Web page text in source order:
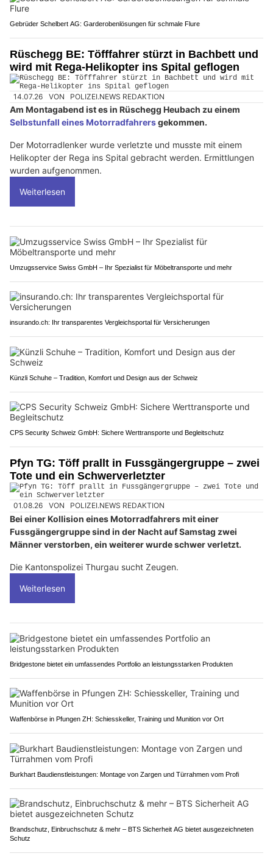
Gebrüder Schelbert AG: Garderobenlösungen für schmale Flure
Rüschegg BE: Töfffahrer stürzt in Bachbett und
wird mit Rega-Helikopter ins Spital geflogen
14.07.26 VON POLIZEI.NEWS REDAKTION
Am Montagabend ist es in Rüschegg Heubach zu einem
Selbstunfall eines Motorradfahrersgekommen.
Der Motorradlenker wurde verletzte und musste mit einem
Helikopter der Rega ins Spital gebracht werden. Ermittlungen
wurden aufgenommen.
Weiterlesen
Umzugsservice Swiss GmbH – Ihr Spezialist für Möbeltransporte und mehr
insurando.ch: Ihr transparentes Vergleichsportal für Versicherungen
Künzli Schuhe – Tradition, Komfort und Design aus der Schweiz
CPS Security Schweiz GmbH: Sichere Werttransporte und Begleitschutz
Pfyn TG: Töff prallt in Fussgängergruppe – zwei
Tote und ein Schwerverletzter
01.08.26 VON POLIZEI.NEWS REDAKTION
Bei einer Kollision eines Motorradfahrers mit einer
Fussgängergruppe sind in der Nacht auf Samstag zwei
Männer verstorben, ein weiterer wurde schwer verletzt.
Die Kantonspolizei Thurgau sucht Zeugen.
Weiterlesen
Bridgestone bietet ein umfassendes Portfolio an leistungsstarken Produkten
Waffenbörse in Pfungen ZH: Schiesskeller, Training und Munition vor Ort
Burkhart Baudienstleistungen: Montage von Zargen und Türrahmen vom Profi
Brandschutz, Einbruchschutz & mehr – BTS Sicherheit AG bietet ausgezeichneten
Schutz